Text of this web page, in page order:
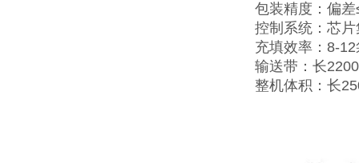
包装精度：偏
控制系统：芯
充填效率：8-
输送带：长
整机体积：长